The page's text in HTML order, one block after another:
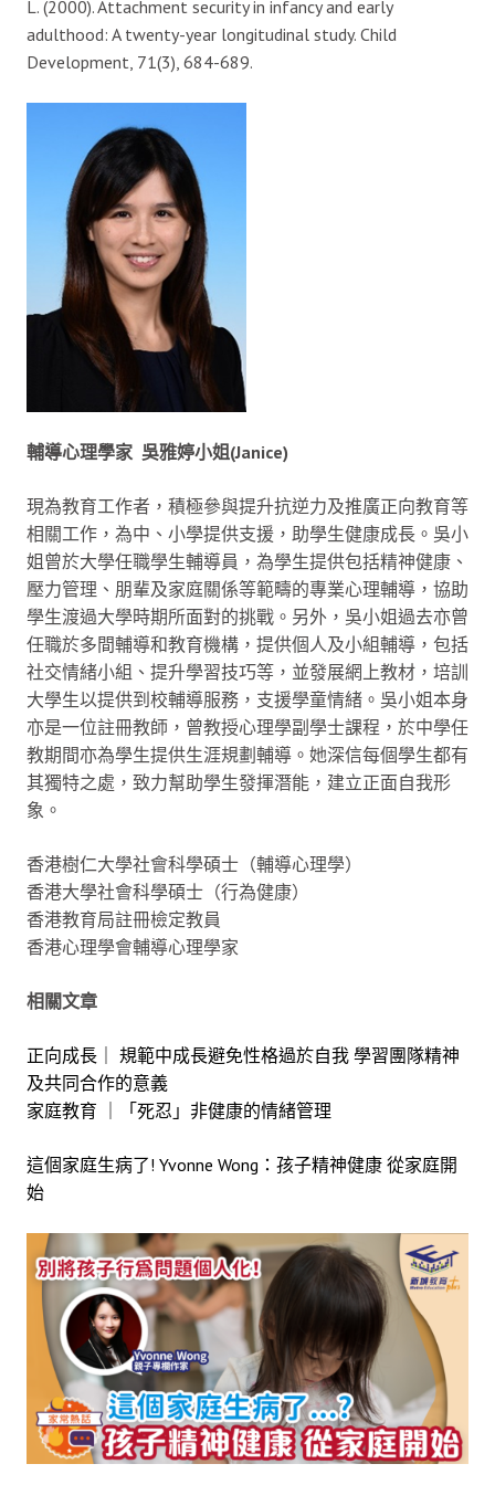
L. (2000). Attachment security in infancy and early
adulthood: A twenty-year longitudinal study. Child
Development, 71(3), 684-689.
輔導心理學家 吳雅婷小姐(Janice)
現為教育工作者，積極參與提升抗逆力及推廣正向教育等
相關工作，為中、小學提供支援，助學生健康成長。吳小
姐曾於大學任職學生輔導員，為學生提供包括精神健康、
壓力管理、朋輩及家庭關係等範疇的專業心理輔導，協助
學生渡過大學時期所面對的挑戰。另外，吳小姐過去亦曾
任職於多間輔導和教育機構，提供個人及小組輔導，包括
社交情緒小組、提升學習技巧等，並發展網上教材，培訓
大學生以提供到校輔導服務，支援學童情緒。吳小姐本身
亦是一位註冊教師，曾教授心理學副學士課程，於中學任
教期間亦為學生提供生涯規劃輔導。她深信每個學生都有
其獨特之處，致力幫助學生發揮潛能，建立正面自我形
象。
香港樹仁大學社會科學碩士（輔導心理學）
香港大學社會科學碩士（行為健康）
香港教育局註冊檢定教員
香港心理學會輔導心理學家
相關文章
正向成長｜ 規範中成長避免性格過於自我 學習團隊精神
及共同合作的意義
家庭教育 ｜「死忍」非健康的情緒管理
這個家庭生病了! Yvonne Wong：孩子精神健康 從家庭開
始